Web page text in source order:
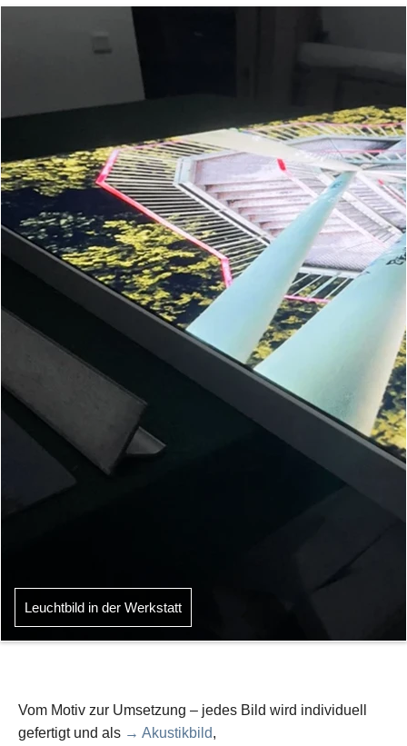
Leuchtbild in der Werkstatt
Vom Motiv zur Umsetzung – jedes Bild wird individuell
gefertigt und als → Akustikbild,